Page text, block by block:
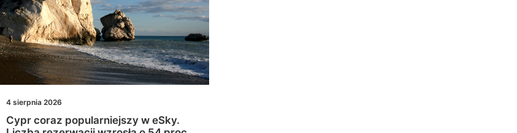
4 sierpnia 2026
Cypr coraz popularniejszy w eSky.